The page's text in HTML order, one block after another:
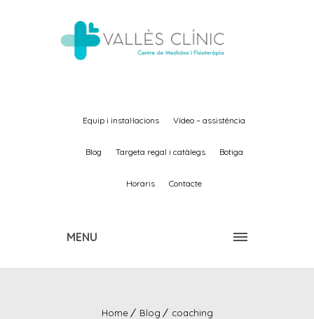
equip i instal·lacions vídeo – assistència
blog targeta regal i catàlegs botiga
horaris contacte
MENU
Home Blog coaching